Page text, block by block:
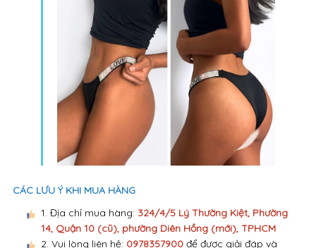
CÁC LƯU Ý KHI MUA HÀNG
1. Địa chỉ mua hàng: 324/4/5 Lý Thường Kiệt, Phường
14, Quận 10 (cũ), phường Diên Hồng (mới), TPHCM
2. Vui lòng liên hệ: 0978357900để được giải đáp và